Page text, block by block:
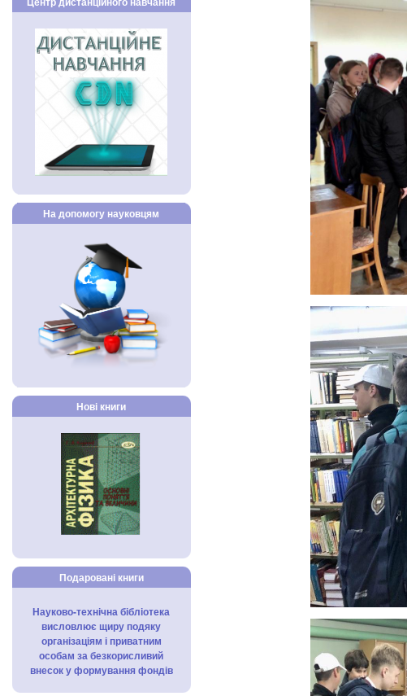
На допомогу науковцям
Нові книги
Подаровані книги
Науково-технічна бібліотека
висловлює щиру подяку
організаціям і приватним
особам за безкорисливий
внесок у формування фондів